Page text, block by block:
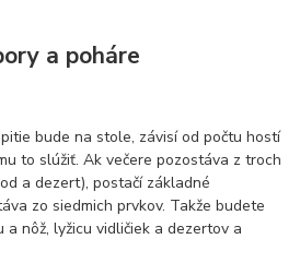
a poháre
bude na stole, závisí od počtu hostí
to slúžiť. Ak večere pozostáva z troch
a dezert), postačí základné
zo siedmich prvkov. Takže budete
a nôž, lyžicu vidličiek a dezertov a